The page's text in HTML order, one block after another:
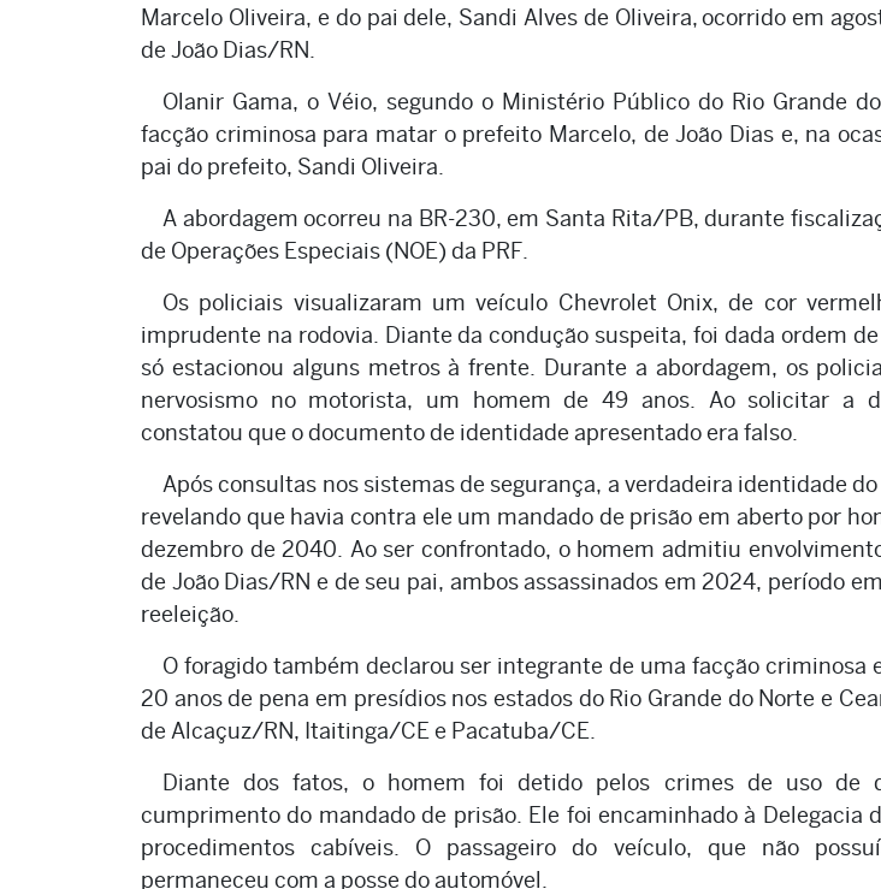
Marcelo Oliveira, e do pai dele, Sandi Alves de Oliveira, ocorrido em
de João Dias/RN.
Olanir Gama, o Véio, segundo o Ministério Público do Rio Grande
facção criminosa para matar o prefeito Marcelo, de João Dias e, na
pai do prefeito, Sandi Oliveira.
A abordagem ocorreu na BR-230, em Santa Rita/PB, durante
de Operações Especiais (NOE) da PRF.
Os policiais visualizaram um veículo Chevrolet Onix, de cor
imprudente na rodovia. Diante da condução suspeita, foi dada ordem
só estacionou alguns metros à frente. Durante a abordagem, os
nervosismo no motorista, um homem de 49 anos. Ao solicitar a
constatou que o documento de identidade apresentado era falso.
Após consultas nos sistemas de segurança, a verdadeira identidade
revelando que havia contra ele um mandado de prisão em aberto por
dezembro de 2040. Ao ser confrontado, o homem admitiu
de João Dias/RN e de seu pai, ambos assassinados em 2024, período
reeleição.
O foragido também declarou ser integrante de uma facção criminosa
20 anos de pena em presídios nos estados do Rio Grande do Norte e
de Alcaçuz/RN, Itaitinga/CE e Pacatuba/CE.
Diante dos fatos, o homem foi detido pelos crimes de uso de
cumprimento do mandado de prisão. Ele foi encaminhado à Delegacia
procedimentos cabíveis. O passageiro do veículo, que não
permaneceu com a posse do automóvel.